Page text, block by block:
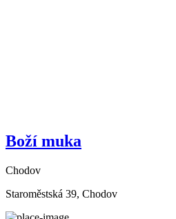
Boží muka
Chodov
Staroměstská 39, Chodov